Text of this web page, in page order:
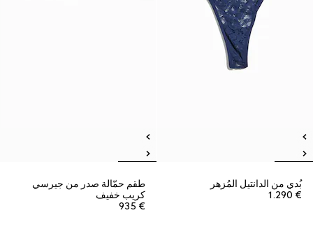
بُدي من الدانتيل المُزهر
€ 1.290
طقم حمّالة صدر من جيرسي
كريب خفيف
€ 935